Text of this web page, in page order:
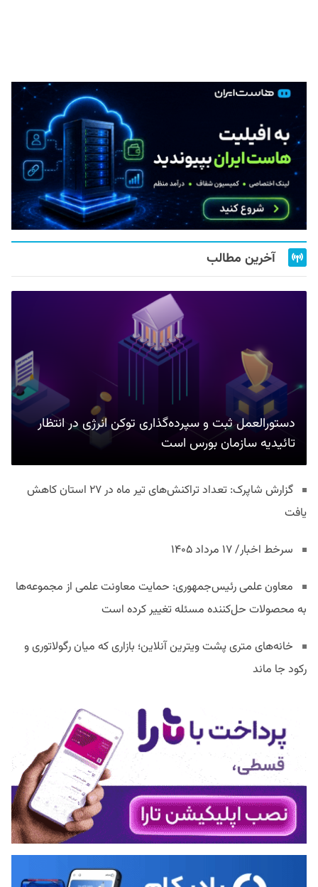
آخرین مطالب
دستورالعمل ثبت و سپرده‌گذاری توکن انرژی در انتظار
تائیدیه سازمان بورس است
گزارش شاپرک: تعداد تراکنش‌های تیر ماه در ۲۷ استان‌ کاهش
یافت
سرخط اخبار/ ۱۷ مرداد ۱۴۰۵
معاون علمی رئیس‌جمهوری: حمایت معاونت علمی از مجموعه‌ها
به محصولات حل‌کننده مسئله تغییر کرده است
خانه‌های متری پشت ویترین آنلاین؛ بازاری که میان رگولاتوری و
رکود جا ماند